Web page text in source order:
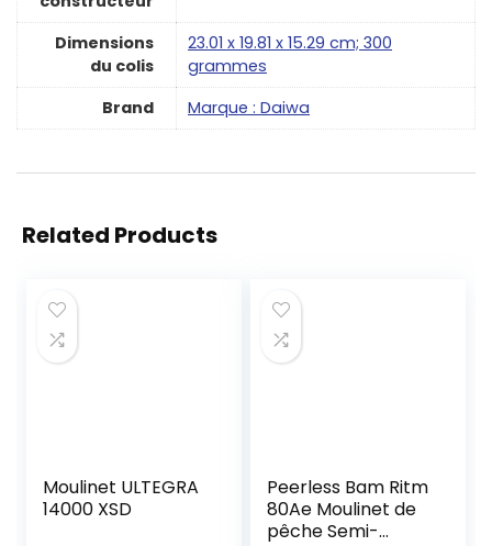
Dimensions
du colis
‎23.01 x 19.81 x 15.29 cm; 300
grammes
Brand
Marque : Daiwa
Related Products
Moulinet ULTEGRA
14000 XSD
Peerless Bam Ritm
80Ae Moulinet de
pêche Semi-